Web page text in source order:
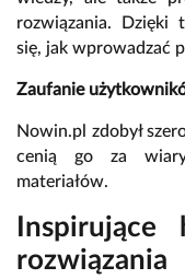
rozwiązania. Dzięki
się, jak wprowadzać
Zaufanie
Nowin.pl zdobył
cenią go za
materiałów.
rozwiązania